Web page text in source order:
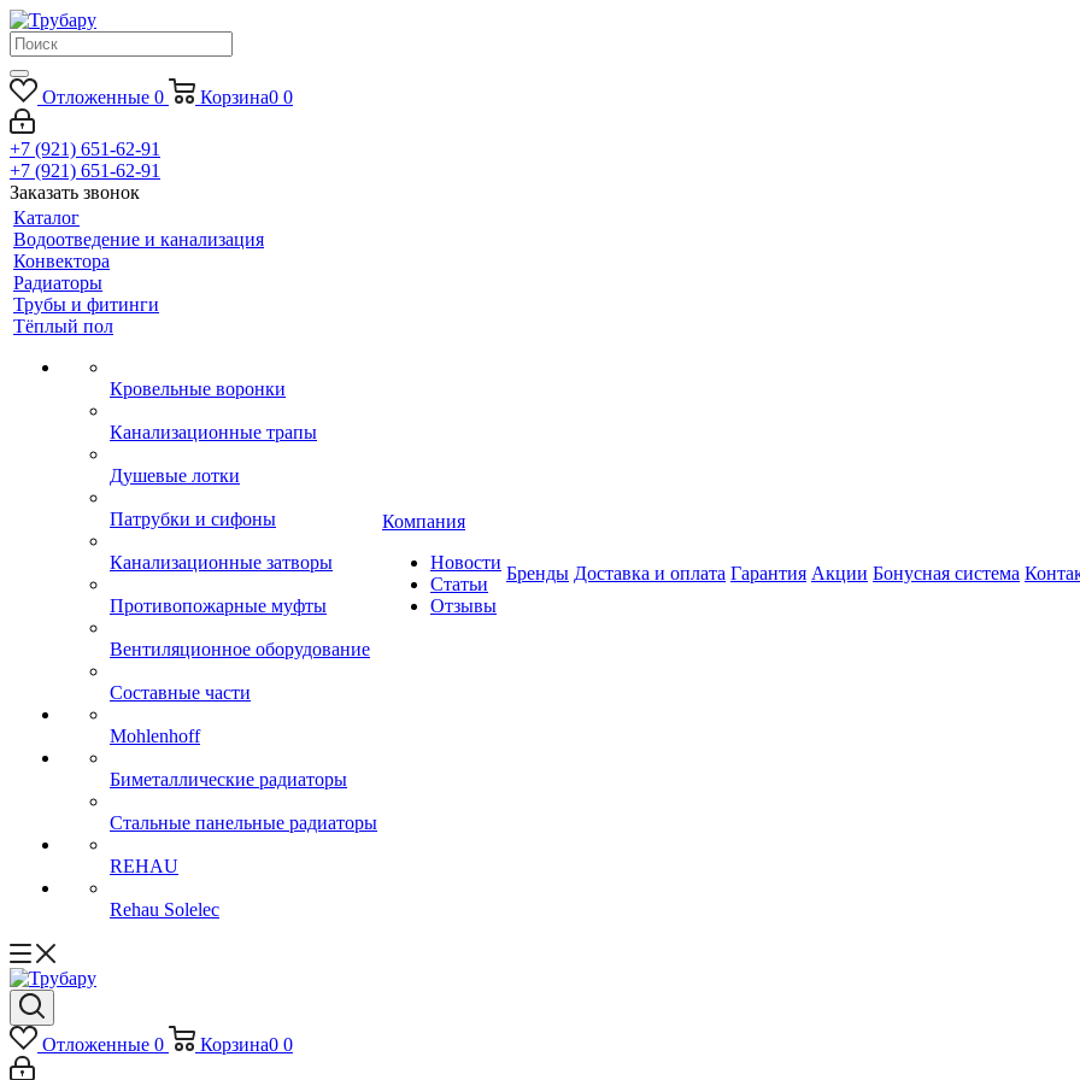
Отложенные 0 Корзина0 0
+7 (921) 651-62-91
+7 (921) 651-62-91
Заказать звонок
Каталог
Водоотведение и канализация
Конвектора
Радиаторы
Трубы и фитинги
Тёплый пол
Кровельные воронки
Канализационные трапы
Душевые лотки
Патрубки и сифоны
Канализационные затворы
Противопожарные муфты
Вентиляционное оборудование
Составные части
Mohlenhoff
Биметаллические радиаторы
Стальные панельные радиаторы
REHAU
Rehau Solelec
Компания
Новости
Статьи
Отзывы
Бренды Доставка и оплата Гарантия Акции Бонусная система
Отложенные 0 Корзина0 0